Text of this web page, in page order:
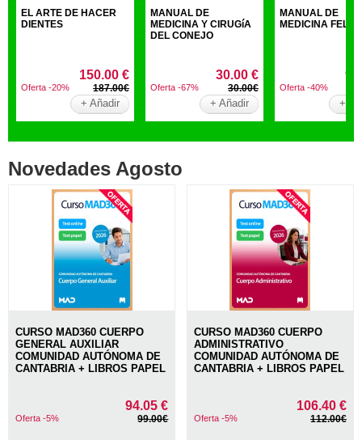
EL ARTE DE HACER
DIENTES
150.00 €
Oferta -20% 187.00€
+ Añadir
MANUAL DE
MEDICINA Y CIRUGíA
DEL CONEJO
30.00 €
Oferta -67% 30.00€
+ Añadir
MANUAL DE
MEDICINA
Oferta -40%
+
Novedades Agosto
CURSO MAD360 CUERPO
GENERAL AUXILIAR
COMUNIDAD AUTÓNOMA DE
CANTABRIA + LIBROS PAPEL
94.05 €
Oferta -5% 99.00€
CURSO MAD360 CUERPO
ADMINISTRATIVO
COMUNIDAD AUTÓNOMA DE
CANTABRIA + LIBROS PAPEL
106.40 €
Oferta -5% 112.00€